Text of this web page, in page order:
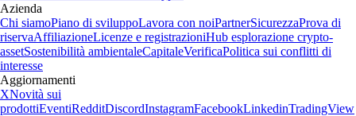
Azienda
Chi siamoPiano di sviluppoLavora con noiPartnerSicurezzaProva di
riservaAffiliazioneLicenze e registrazioniHub esplorazione crypto-
assetSostenibilità ambientaleCapitaleVerificaPolitica sui conflitti di
interesse
Aggiornamenti
XNovità sui
prodottiEventiRedditDiscordInstagramFacebookLinkedinTradingView